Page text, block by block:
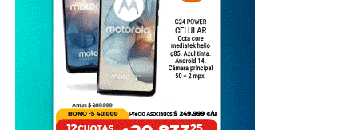
Mientras avanza el pedido de informes, la investigación
buscará determinarcuáles radares cumplían con la
normativa vigente y cuáles podrían haber emitido
multas sin el respaldo legal correspondiente
Fuente: IProfesional